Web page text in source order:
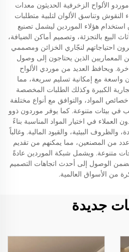
الألواح الزخرفية الحديثون معدات
وتناسق الألوان لتلبية متطلبات
استخدام هؤلاء الموردين ليشمل تصنيع
البيع بالتجزئة، وتصميم أماكن الضيافة،
احتياجاتهم لنجّاري الخزائن ومصممي
المعماريين الذين يحتاجون إلى وصول
ويحافظ العديد من موردي الألواح
مع إمكانية تسليم سريعة، مما
الكبيرة وكذلك الطلبات المخصصة
المواد، والتوافق مع أنواع مختلفة
في بيئات متنوعة. كما يوفر موردون ذوو
العملاء في اختيار المواد المناسبة بناءً
البيئية، والقيود المالية. وغالباً
من المصنعين، مما يمكنهم من تقديم
متنوعة. ويشمل شبكة الموردين عادةً
الوصول إلى أحدث اتجاهات التصميم
من الأسواق العالمية.
جديدة